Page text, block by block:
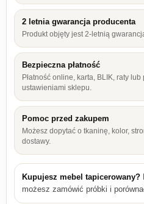
2 letnia gwarancja producenta
Produkt objęty jest 2-letnią
Bezpieczna płatność
Płatność online, karta, BLIK, raty
ustawieniami sklepu.
Pomoc przed zakupem
Możesz dopytać o tkaninę, kolor,
dostawy.
Kupujesz mebel tapicerowany?
możesz zamówić próbki i